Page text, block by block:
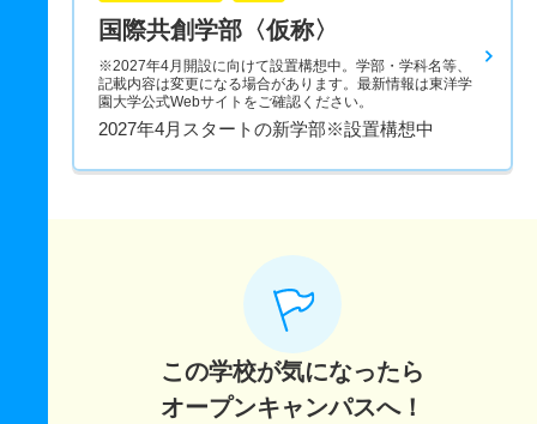
国際共創学部〈仮称〉
※2027年4月開設に向けて設置構想中。学部・学科名等、
記載内容は変更になる場合があります。最新情報は東洋学
園大学公式Webサイトをご確認ください。
2027年4月スタートの新学部※設置構想中
この学校が気になったら
オープンキャンパスへ！